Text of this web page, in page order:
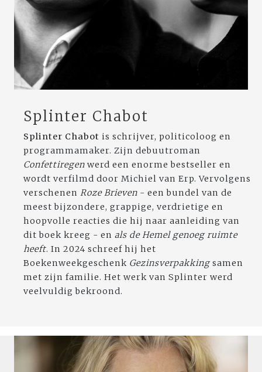
Splinter Chabot
Splinter Chabot is schrijver, politicoloog en
programmamaker. Zijn debuutroman
Confettiregen werd een enorme bestseller en
wordt verfilmd door Michiel van Erp. Vervolgens
verschenen Roze Brieven - een bundel van de
meest bijzondere, grappige, verdrietige en
hoopvolle reacties die hij naar aanleiding van
dit boek kreeg - en als de Hemel genoeg ruimte
heeft. In 2024 schreef hij het
Boekenweekgeschenk Gezinsverpakkingsamen
met zijn familie. Het werk van Splinter werd
veelvuldig bekroond.